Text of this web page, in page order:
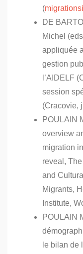
(
DE
Michel
appliquée
gestion
l’AIDELF
session
(Cracovie,
POULAIN
overview
migration
reveal,
and
Migrants,
Institute,
POULAIN
le bilan de